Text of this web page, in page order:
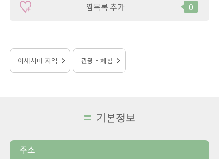
찜목록 추가 0
이세시마 지역 관광・체험
기본정보
주소